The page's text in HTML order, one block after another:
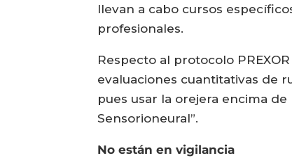
llevan a cabo cursos
profesionales.
Respecto al protocolo
evaluaciones cuantitativas de
pues usar la orejera encima
Sensorioneural”.
No están en vigilancia